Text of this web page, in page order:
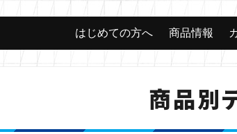
はじめての方へ 商品情報
商品別